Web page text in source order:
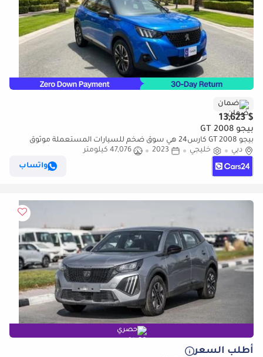
ضمان
$ 13,623
بيجو 2008 GT
بيجو 2008 GT كارس24 هي سوق ضخم للسيارات المستعملة موثوق
ومضمون ٪كارس24 هي سوق ضخم للسيارات المستعملة موثوق
دبي خليجي 2023
47,076 كيلومتر
واتساب
حصري
أطلب السعر